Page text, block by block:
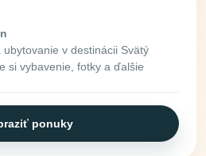
v destinácii Svätý
si vybavenie, fotky a ďalšie
ponuky